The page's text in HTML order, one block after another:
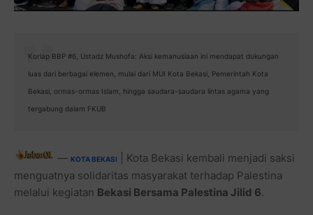
Korlap BBP #6, Ustadz Mushofa: Aksi kemanusiaan ini mendapat dukungan
luas dari berbagai elemen, mulai dari MUI Kota Bekasi, Pemerintah Kota
Bekasi, ormas-ormas Islam, hingga saudara-saudara lintas agama yang
tergabung dalam FKUB
— KOTA BEKASI
| Kota Bekasi kembali menjadi saksi
menguatnya solidaritas masyarakat terhadap Palestina
melalui kegiatan Bekasi Bersama Palestina Jilid 6.